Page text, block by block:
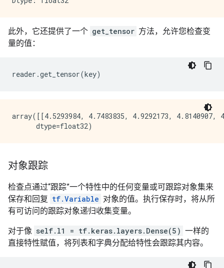
此外，它还提供了一个 get_tensor 方法，允许您检查变
量的值：
reader .get_tensor(key)
array([[4.5293984, 4.7483835, 4.9292173, 4.8140907,
对象跟踪
检查点通过“跟踪”一个特性中的任何变量或可跟踪对象集来
保存和回复 tf.Variable 对象的值。执行保存时，将从所
有可访问的跟踪对象递归收集变量。
对于像 self.l1 = tf.keras.layers.Dense(5) 一样的
直接特性赋值，将列表和字典分配给特性会跟踪其内容。